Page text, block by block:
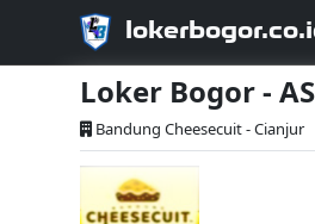
Loker Bogor -
Bandung Cheesecuit - Cianjur